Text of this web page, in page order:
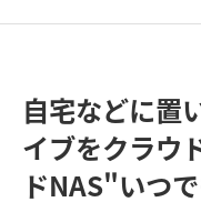
自宅などに置
イブをクラウ
ドNAS"いつ